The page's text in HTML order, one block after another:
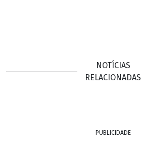
NOTÍCIAS
RELACIONADAS
PUBLICIDADE